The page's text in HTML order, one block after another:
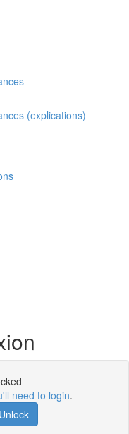
(explications)
need to login.